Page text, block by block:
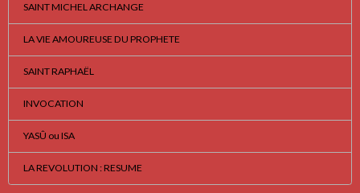
SAINT MICHEL ARCHANGE
LA VIE AMOUREUSE DU PROPHETE
SAINT RAPHAËL
INVOCATION
YASÛ ou ISA
LA REVOLUTION : RESUME